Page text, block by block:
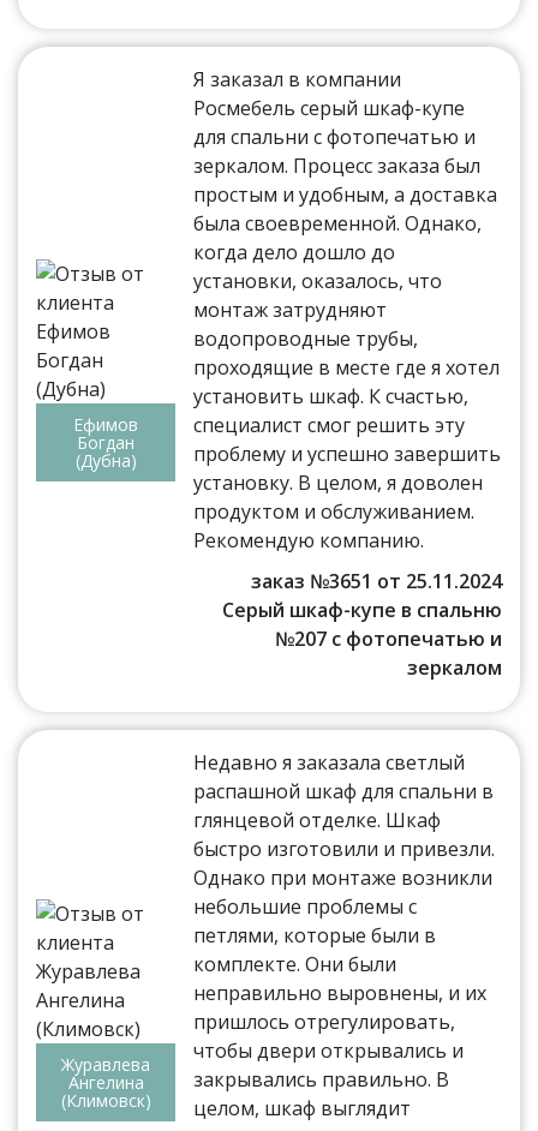
Ефимов
Богдан
(Дубна)
Я заказал в компании
Росмебель серый шкаф-купе
для спальни с фотопечатью и
зеркалом. Процесс заказа был
простым и удобным, а доставка
была своевременной. Однако,
когда дело дошло до
установки, оказалось, что
монтаж затрудняют
водопроводные трубы,
проходящие в месте где я хотел
установить шкаф. К счастью,
специалист смог решить эту
проблему и успешно завершить
установку. В целом, я доволен
продуктом и обслуживанием.
Рекомендую компанию.
заказ №3651 от 25.11.2024
Серый шкаф-купе в спальню
№207 с фотопечатью и
зеркалом
Журавлева
Ангелина
(Климовск)
Недавно я заказала светлый
распашной шкаф для спальни в
глянцевой отделке. Шкаф
быстро изготовили и привезли.
Однако при монтаже возникли
небольшие проблемы с
петлями, которые были в
комплекте. Они были
неправильно выровнены, и их
пришлось отрегулировать,
чтобы двери открывались и
закрывались правильно. В
целом, шкаф выглядит